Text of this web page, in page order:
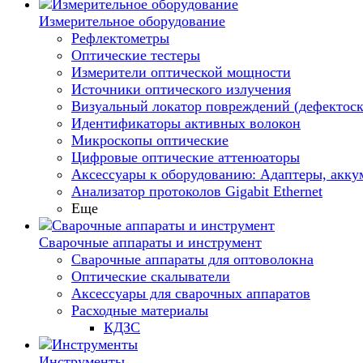
Измерительное оборудование
Рефлектометры
Оптические тестеры
Измерители оптической мощности
Источники оптического излучения
Визуальный локатор повреждений
Идентификаторы активных волокон
Микроскопы оптические
Цифровые оптические аттенюаторы
Аксессуары к оборудованию: Адаптеры,
Анализатор протоколов Gigabit Ethernet
Еще
Сварочные аппараты и инструмент
Сварочные аппараты для оптоволокна
Оптические скалыватели
Аксессуары для сварочных аппаратов
Расходные материалы
КДЗС